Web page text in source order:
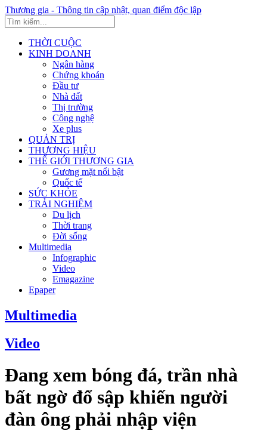
Thương gia - Thông tin cập nhật, quan điểm độc lập
THỜI CUỘC
KINH DOANH
Ngân hàng
Chứng khoán
Đầu tư
Nhà đất
Thị trường
Công nghệ
Xe plus
QUẢN TRỊ
THƯƠNG HIỆU
THẾ GIỚI THƯƠNG GIA
Gương mặt nổi bật
Quốc tế
SỨC KHỎE
TRẢI NGHIỆM
Du lịch
Thời trang
Đời sống
Multimedia
Infographic
Video
Emagazine
Epaper
Multimedia
Video
Đang xem bóng đá, trần nhà
bất ngờ đổ sập khiến người
đàn ông phải nhập viện